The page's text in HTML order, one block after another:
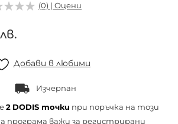
(0) | Оцени
Добави в любими
Изчерпан
2 DODIS точки при поръчка на този
програма важи за регистрирани